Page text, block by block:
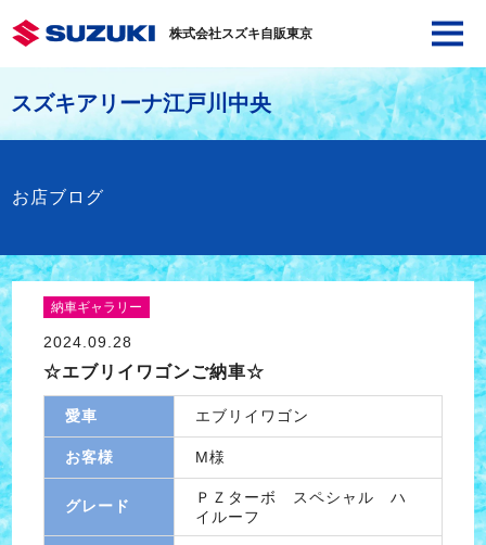
株式会社スズキ自販東京
スズキアリーナ江戸川中央
お店ブログ
納車ギャラリー
2024.09.28
☆エブリイワゴンご納車☆
愛車 エブリイワゴン
お客様 M様
グレード
ＰＺターボ スペシャル ハ
イルーフ